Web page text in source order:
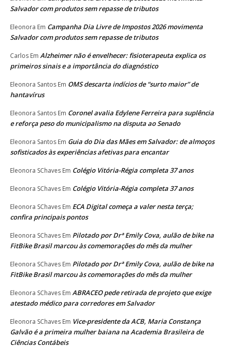
Salvador com produtos sem repasse de tributos
Eleonora Em Campanha Dia Livre de Impostos 2026 movimenta
Salvador com produtos sem repasse de tributos
Carlos Em Alzheimer não é envelhecer: fisioterapeuta explica os
primeiros sinais e a importância do diagnóstico
Eleonora Santos Em OMS descarta indícios de “surto maior” de
hantavírus
Eleonora Santos Em Coronel avalia Edylene Ferreira para suplência
e reforça peso do municipalismo na disputa ao Senado
Eleonora Santos Em Guia do Dia das Mães em Salvador: de almoços
sofisticados às experiências afetivas para encantar
Eleonora SChaves Em Colégio Vitória-Régia completa 37 anos
Eleonora SChaves Em Colégio Vitória-Régia completa 37 anos
Eleonora SChaves Em ECA Digital começa a valer nesta terça;
confira principais pontos
Eleonora SChaves Em Pilotado por Drª Emily Cova, aulão de bike na
FitBike Brasil marcou às comemorações do mês da mulher
Eleonora SChaves Em Pilotado por Drª Emily Cova, aulão de bike na
FitBike Brasil marcou às comemorações do mês da mulher
Eleonora SChaves Em ABRACEO pede retirada de projeto que exige
atestado médico para corredores em Salvador
Eleonora SChaves Em Vice-presidente da ACB, Maria Constança
Galvão é a primeira mulher baiana na Academia Brasileira de
Ciências Contábeis